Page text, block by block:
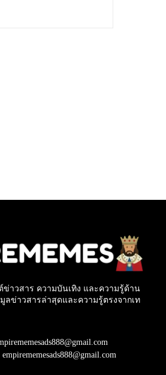
ต์ข่าวสาร ความบันเทิง และความรู้ด้าน
ลข่าวสารล่าสุดและความรู้ตรงจากเท